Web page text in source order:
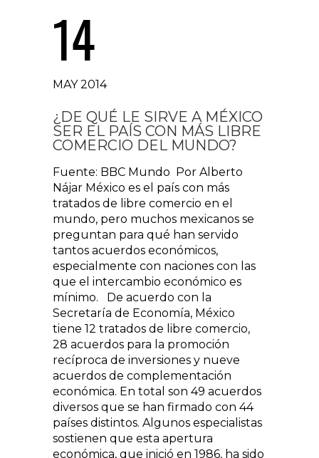
14
MAY 2014
¿DE QUÉ LE SIRVE A MÉXICO
SER EL PAÍS CON MÁS LIBRE
COMERCIO DEL MUNDO?
Fuente: BBC Mundo Por Alberto
Nájar México es el país con más
tratados de libre comercio en el
mundo, pero muchos mexicanos se
preguntan para qué han servido
tantos acuerdos económicos,
especialmente con naciones con las
que el intercambio económico es
mínimo. De acuerdo con la
Secretaría de Economía, México
tiene 12 tratados de libre comercio,
28 acuerdos para la promoción
recíproca de inversiones y nueve
acuerdos de complementación
económica. En total son 49 acuerdos
diversos que se han firmado con 44
países distintos. Algunos especialistas
sostienen que esta apertura
económica, que inició en 1986, ha sido